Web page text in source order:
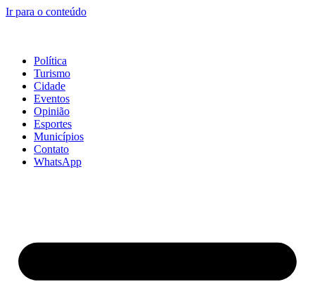
Ir para o conteúdo
Política
Turismo
Cidade
Eventos
Opinião
Esportes
Municípios
Contato
WhatsApp